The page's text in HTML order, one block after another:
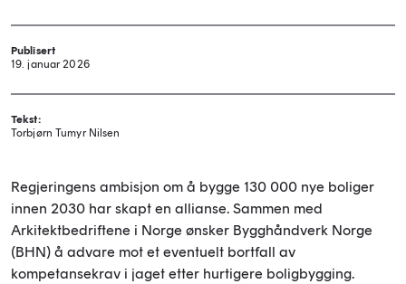
Publisert
19. januar 2026
Tekst:
Torbjørn Tumyr Nilsen
Regjeringens ambisjon om å bygge 130 000 nye boliger
innen 2030 har skapt en allianse. Sammen med
Arkitektbedriftene i Norge ønsker Bygghåndverk Norge
(BHN) å advare mot et eventuelt bortfall av
kompetansekrav i jaget etter hurtigere boligbygging.